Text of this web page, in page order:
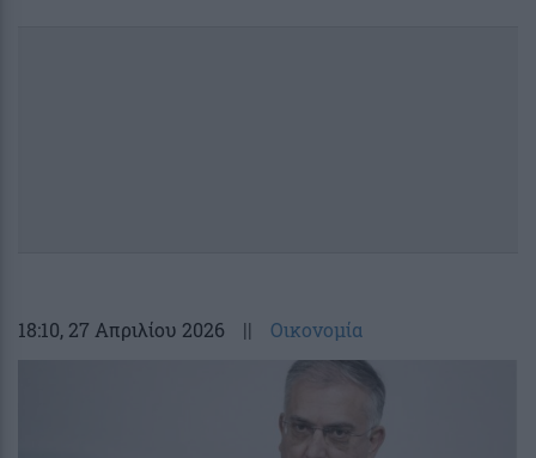
18:10, 27 Απριλίου 2026 || Οικονομία